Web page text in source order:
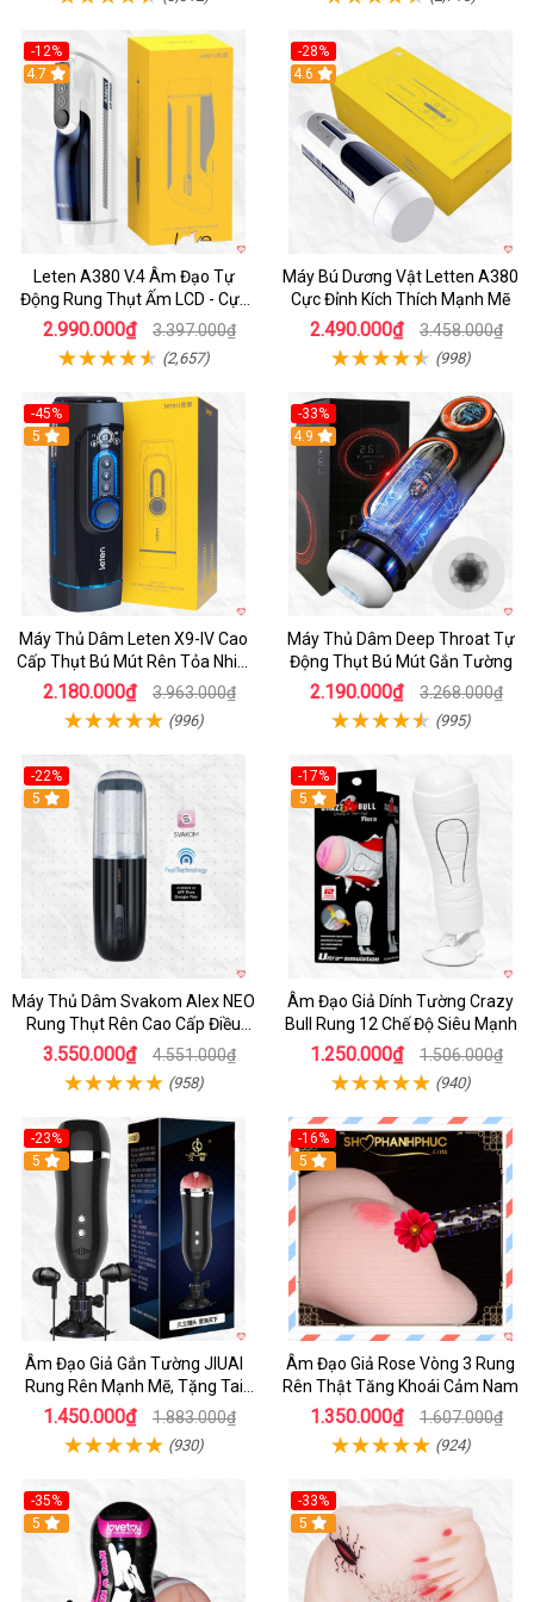
-12%
Hot
4.7
Leten A380 V.4 Âm Đạo Tự
Động Rung Thụt Ấm LCD - Cực
Phê
2.990.000₫ 3.397.000₫
(2,657)
-28%
Hot
4.6
Máy Bú Dương Vật Letten A380
Cực Đỉnh Kích Thích Mạnh Mẽ
2.490.000₫ 3.458.000₫
(998)
-45%
Hot
5
Máy Thủ Dâm Leten X9-IV Cao
Cấp Thụt Bú Mút Rên Tỏa Nhiệt
Sạc Pin
2.180.000₫ 3.963.000₫
(996)
-33%
Hot
4.9
Máy Thủ Dâm Deep Throat Tự
Động Thụt Bú Mút Gắn Tường
2.190.000₫ 3.268.000₫
(995)
-22%
5
Máy Thủ Dâm Svakom Alex NEO
Rung Thụt Rên Cao Cấp Điều
Khiển App
3.550.000₫ 4.551.000₫
(958)
-17%
5
Âm Đạo Giả Dính Tường Crazy
Bull Rung 12 Chế Độ Siêu Mạnh
1.250.000₫ 1.506.000₫
(940)
-23%
5
Âm Đạo Giả Gắn Tường JIUAI
Rung Rên Mạnh Mẽ, Tặng Tai
Nghe
1.450.000₫ 1.883.000₫
(930)
-16%
5
Âm Đạo Giả Rose Vòng 3 Rung
Rên Thật Tăng Khoái Cảm Nam
1.350.000₫ 1.607.000₫
(924)
-35%
5
-33%
5